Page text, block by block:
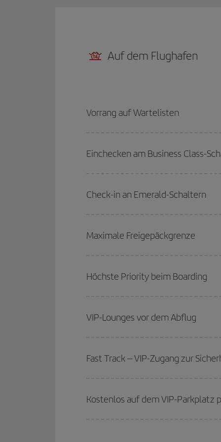
Auf dem Flughafen
Vorrang auf Wartelisten
Einchecken am Business Class-
Check-in an Emerald-Schaltern
Maximale Freigepäckgrenze
Höchste Priority beim Boarding
VIP-Lounges vor dem Abflug
Fast Track – VIP-Zugang zur
Kostenlos auf dem VIP-Parkplatz